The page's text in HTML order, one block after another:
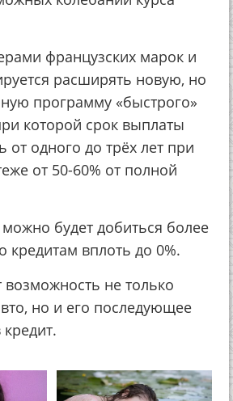
французских марок и
расширять новую, но
программу «быстрого»
которой срок выплаты
от одного до трёх лет при
от 50-60% от полной
будет добиться более
кредитам вплоть до 0%.
возможность не только
но и его последующее